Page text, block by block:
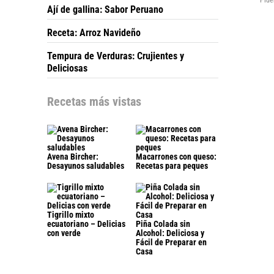
Ají de gallina: Sabor Peruano
Receta: Arroz Navideño
Tempura de Verduras: Crujientes y
Deliciosas
Recetas más vistas
Avena Bircher:
Desayunos saludables
Macarrones con queso:
Recetas para peques
Tigrillo mixto
ecuatoriano – Delicias
con verde
Piña Colada sin
Alcohol: Deliciosa y
Fácil de Preparar en
Casa